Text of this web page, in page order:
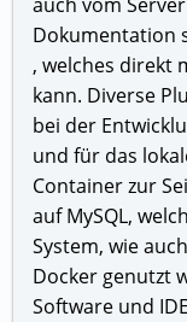
Dokumentation
, welches direkt
kann. Diverse
bei der
und für das
Container zur
auf MySQL,
System, wie
Docker genutzt
Software und